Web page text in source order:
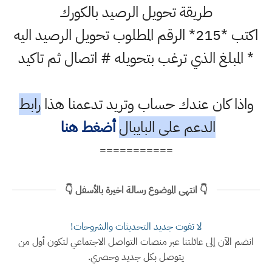
طريقة تحويل الرصيد بالكورك
اكتب *215* الرقم المطلوب تحويل الرصيد اليه
* المبلغ الذي ترغب بتحويله # اتصال ثم تاكيد
واذا كان عندك حساب وتريد تدعمنا هذارابط
الدعم على البايبال أضغط هنا
===========
👇 انتهى الموضوع رسالة اخيرة بالأسفل 👇
لا تفوت جديد التحديثات والشروحات!
انضم الآن إلى عائلتنا عبر منصات التواصل الاجتماعي لتكون أول من
يتوصل بكل جديد وحصري.